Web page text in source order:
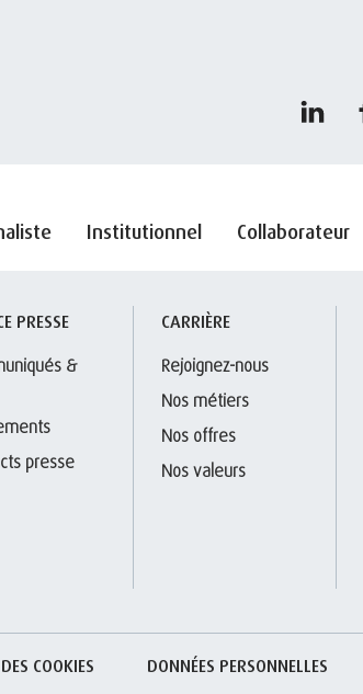
Institutionnel Collaborateur
PRESSE
&
presse
CARRIÈRE
Rejoignez-nous
Nos métiers
Nos offres
Nos valeurs
COOKIES DONNÉES PERSONNELLES